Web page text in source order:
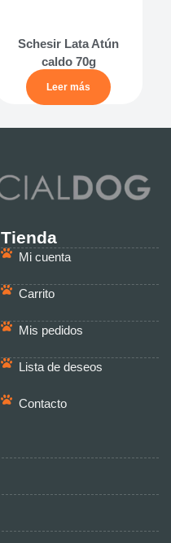
Schesir Lata Atún
caldo 70g
Leer más
Tienda
Mi cuenta
Carrito
Mis pedidos
Lista de deseos
Contacto